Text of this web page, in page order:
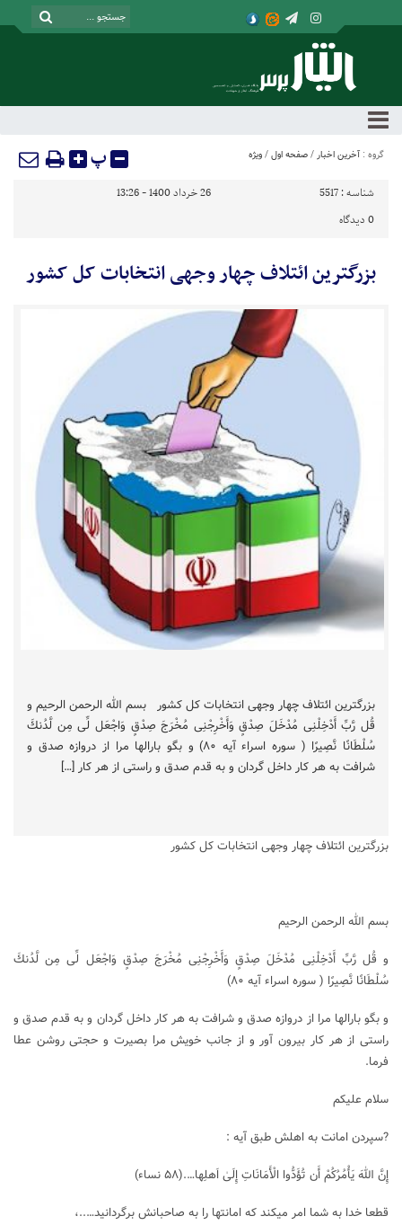
گروه : آخرین اخبار / صفحه اول / ویژه پ
شناسه : 5517
26 خرداد 1400 - 13:26
0 دیدگاه
بزرگترین ائتلاف چهار وجهی انتخابات کل کشور
بزرگترین ائتلاف چهار وجهی انتخابات کل کشور بسم الله الرحمن الرحیم و
قُل رَّبِّ أَدْخِلْنِی مُدْخَلَ صِدْقٍ وَأَخْرِجْنِی مُخْرَجَ صِدْقٍ وَاجْعَل لِّی مِن لَّدُنكَ
سُلْطَانًا نَّصِيرًا ( سوره اسراء آیه ۸۰) و بگو بارالها مرا از دروازه صدق و
شرافت به هر کار داخل گردان و به قدم صدق و راستی از هر کار […]
بزرگترین ائتلاف چهار وجهی انتخابات کل کشور
بسم الله الرحمن الرحیم
و قُل رَّبِّ أَدْخِلْنِی مُدْخَلَ صِدْقٍ وَأَخْرِجْنِی مُخْرَجَ صِدْقٍ وَاجْعَل لِّی مِن لَّدُنكَ
سُلْطَانًا نَّصِيرًا ( سوره اسراء آیه ۸۰)
و بگو بارالها مرا از دروازه صدق و شرافت به هر کار داخل گردان و به قدم صدق و
راستی از هر کار بیرون آور و از جانب خویش مرا بصیرت و حجتی روشن عطا
فرما.
سلام علیکم
?سپردن امانت به اهلش طبق آیه :
إِنَّ اللهَ يَأْمُرُكُمْ أَن تُؤَدُّوا الْأَمَانَاتِ إِلَىٰ اَهلِها….(۵۸ نساء)
قطعا خدا به شما امر میکند که امانتها را به صاحبانش برگردانيد…..،